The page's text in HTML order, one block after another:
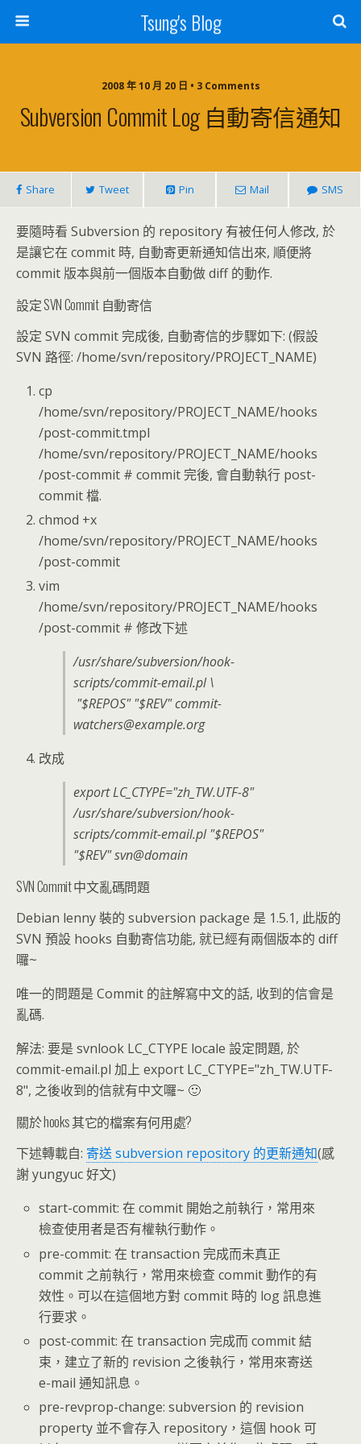
Tsung's Blog
2008 年 10 月 20 日 • 3 Comments
Subversion Commit Log 自動寄信通知
Share Tweet Pin Mail SMS
要隨時看 Subversion 的 repository 有被任何人修改, 於
是讓它在 commit 時, 自動寄更新通知信出來, 順便將
commit 版本與前一個版本自動做 diff 的動作.
設定 SVN Commit 自動寄信
設定 SVN commit 完成後, 自動寄信的步驟如下: (假設
SVN 路徑: /home/svn/repository/PROJECT_NAME)
cp
/home/svn/repository/PROJECT_NAME/hooks
/post-commit.tmpl
/home/svn/repository/PROJECT_NAME/hooks
/post-commit # commit 完後, 會自動執行 post-
commit 檔.
chmod +x
/home/svn/repository/PROJECT_NAME/hooks
/post-commit
vim
/home/svn/repository/PROJECT_NAME/hooks
/post-commit # 修改下述
/usr/share/subversion/hook-
scripts/commit-email.pl \
"$REPOS" "$REV" commit-
watchers@example.org
改成
export LC_CTYPE="zh_TW.UTF-8"
/usr/share/subversion/hook-
scripts/commit-email.pl "$REPOS"
"$REV" svn@domain
SVN Commit 中文亂碼問題
Debian lenny 裝的 subversion package 是 1.5.1, 此版的
SVN 預設 hooks 自動寄信功能, 就已經有兩個版本的 diff
囉~
唯一的問題是 Commit 的註解寫中文的話, 收到的信會是
亂碼.
解法: 要是 svnlook LC_CTYPE locale 設定問題, 於
commit-email.pl 加上 export LC_CTYPE="zh_TW.UTF-
8", 之後收到的信就有中文囉~ 🙂
關於 hooks 其它的檔案有何用處?
下述轉載自: 寄送 subversion repository 的更新通知(感
謝 yungyuc 好文)
start-commit: 在 commit 開始之前執行，常用來
檢查使用者是否有權執行動作。
pre-commit: 在 transaction 完成而未真正
commit 之前執行，常用來檢查 commit 動作的有
效性。可以在這個地方對 commit 時的 log 訊息進
行要求。
post-commit: 在 transaction 完成而 commit 結
束，建立了新的 revision 之後執行，常用來寄送
e-mail 通知訊息。
pre-revprop-change: subversion 的 revision
property 並不會存入 repository，這個 hook 可